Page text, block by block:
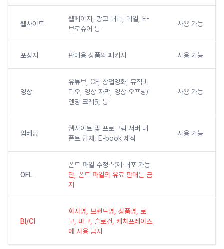
웹사이트
웹페이지, 광고 배너, 메일, E-
브로슈어 등
사용 가능
포장지 판매용 상품의 패키지 사용 가능
영상
유튜브, CF, 상업영화, 뮤직비
디오, 영상 자막, 영상 오프닝/
엔딩 크레딧 등
사용 가능
임베딩
웹사이트 및 프로그램 서버 내
폰트 탑재, E-book 제작
사용 가능
OFL
폰트 파일 수정·복제·배포 가능
단, 폰트 파일의 유료 판매는 금
지
BI/CI
회사명, 브랜드명, 상품명, 로
고, 마크, 슬로건, 캐치프레이즈
에 사용 금지